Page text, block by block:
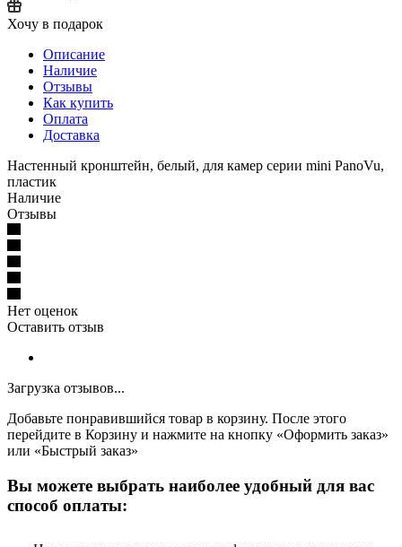
Хочу в подарок
Описание
Наличие
Отзывы
Как купить
Оплата
Доставка
Настенный кронштейн, белый, для камер серии mini PanoVu,
пластик
Наличие
Отзывы
Нет оценок
Оставить отзыв
Загрузка отзывов...
Добавьте понравившийся товар в корзину. После этого
перейдите в Корзину и нажмите на кнопку «Оформить заказ»
или «Быстрый заказ»
Вы можете выбрать наиболее удобный для вас
способ оплаты: